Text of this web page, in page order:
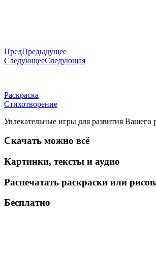
ПредПредыдущее
СледующееСледующая
Раскраска
Стихотворение
Увлекательные игры для развития
Скачать можно всё
Картинки, тексты и аудио
Распечатать раскраски или
Бесплатно